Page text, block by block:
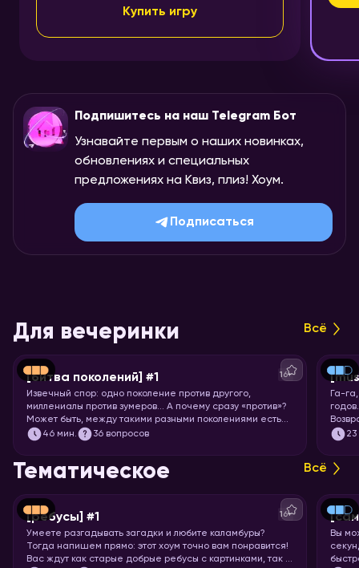
Купить игру
Подпишитесь на наш Telegram Бот
Узнавайте первым о наших новинках,
обновлениях и специальных
предложениях на Квиз, плиз! Хоум.
Подписаться
Для вечеринки Всё
[битва поколений] #1 16+
Извечный спор: одно поколение против другого,
миллениалы против зумеров… А почему сразу «против»?
Может быть, между такими разными поколениями есть
что-то общее? Попробуем понять друг друга и
46 мин. 36 вопросов
Га-
игры!
23
Тематическое Всё
[ребусы] #1 16+
Умеете разгадывать загадки и любите каламбуры?
Тогда напишем прямо: этот хоум точно вам понравится!
Вас ждут как старые добрые ребусы с картинками, так и
Вы